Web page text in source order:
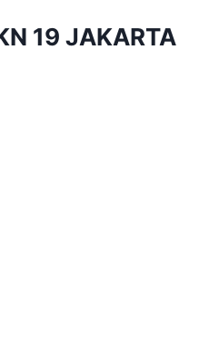
19 JAKARTA